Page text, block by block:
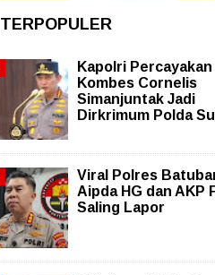
TERPOPULER
Kapolri Percayakan
Kombes Cornelis
Simanjuntak Jadi
Dirkrimum Polda
Viral Polres
Aipda HG dan AKP
Saling Lapor